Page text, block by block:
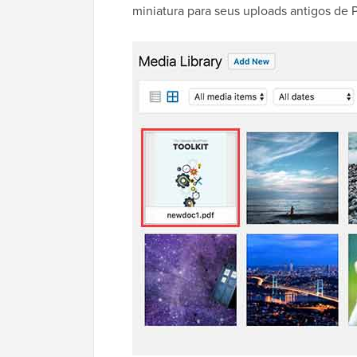
miniatura para seus uploads antigos de